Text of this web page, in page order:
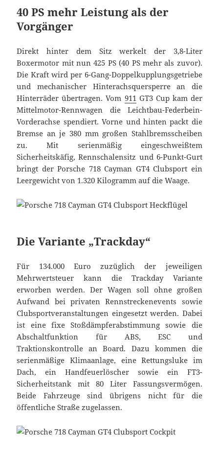
40 PS mehr Leistung als der
Vorgänger
Direkt hinter dem Sitz werkelt der 3,8-Liter
Boxermotor mit nun 425 PS (40 PS mehr als zuvor).
Die Kraft wird per 6-Gang-Doppelkupplungsgetriebe
und mechanischer Hinterachsquersperre an die
Hinterräder übertragen. Vom 911 GT3 Cup kam der
Mittelmotor-Rennwagen die Leichtbau-Federbein-
Vorderachse spendiert. Vorne und hinten packt die
Bremse an je 380 mm großen Stahlbremsscheiben
zu. Mit serienmäßig eingeschweißtem
Sicherheitskäfig, Rennschalensitz und 6-Punkt-Gurt
bringt der Porsche 718 Cayman GT4 Clubsport ein
Leergewicht von 1.320 Kilogramm auf die Waage.
Die Variante „Trackday“
Für 134.000 Euro zuzüglich der jeweiligen
Mehrwertsteuer kann die Trackday Variante
erworben werden. Der Wagen soll ohne großen
Aufwand bei privaten Rennstreckenevents sowie
Clubsportveranstaltungen eingesetzt werden. Dabei
ist eine fixe Stoßdämpferabstimmung sowie die
Abschaltfunktion für ABS, ESC und
Traktionskontrolle an Board. Dazu kommen die
serienmäßige Klimaanlage, eine Rettungsluke im
Dach, ein Handfeuerlöscher sowie ein FT3-
Sicherheitstank mit 80 Liter Fassungsvermögen.
Beide Fahrzeuge sind übrigens nicht für die
öffentliche Straße zugelassen.